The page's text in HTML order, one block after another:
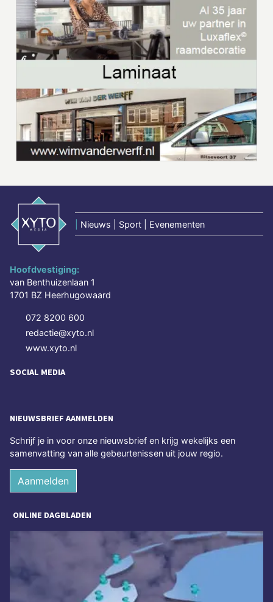
Nieuws | Sport | Evenementen
Hoofdvestiging:
van Benthuizenlaan 1
1701 BZ Heerhugowaard
072 8200 600
redactie@xyto.nl
www.xyto.nl
SOCIAL MEDIA
NIEUWSBRIEF AANMELDEN
Schrijf je in voor onze nieuwsbrief en krijg wekelijks een
samenvatting van alle gebeurtenissen uit jouw regio.
Aanmelden
ONLINE DAGBLADEN